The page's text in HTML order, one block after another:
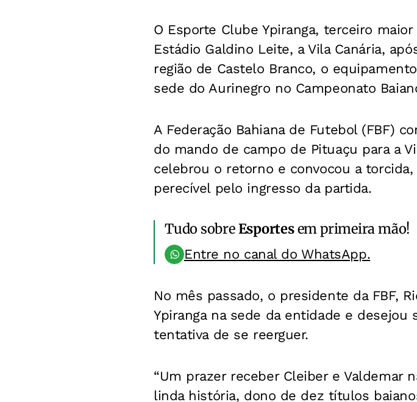
O Esporte Clube Ypiranga, terceiro
Estádio Galdino Leite, a Vila Canária,
região de Castelo Branco, o
sede do Aurinegro no Campeonato
A Federação Bahiana de Futebol (FBF)
do mando de campo de Pituaçu para a
celebrou o retorno e convocou a
perecível pelo ingresso da partida.
Tudo sobreEsportesem primeira mão!
Entre no canal do WhatsApp.
No mês passado, o presidente da FBF,
Ypiranga na sede da entidade e desejou
tentativa de se reerguer.
“Um prazer receber Cleiber e Valdemar
linda história, dono de dez títulos